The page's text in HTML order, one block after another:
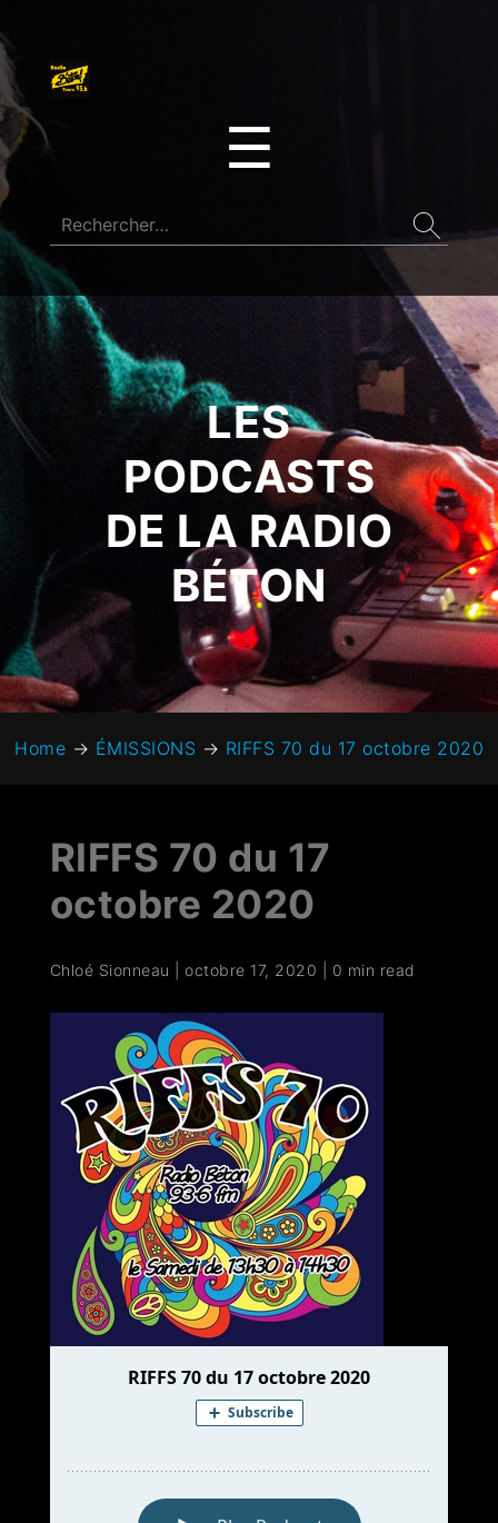
☰
LES
PODCASTS
DE LA RADIO
BÉTON
Home → ÉMISSIONS → RIFFS 70 du 17 octobre 2020
RIFFS 70 du 17
octobre 2020
Chloé Sionneau |octobre 17, 2020 0 min read